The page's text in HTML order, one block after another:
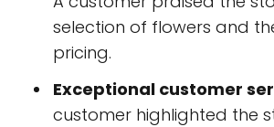
selection of flowers and
pricing.
Exceptional customer
customer highlighted the